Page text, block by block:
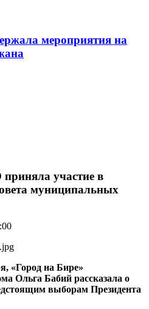
мероприятия на
участие в
муниципальных
на Бире»
Ольга Бабий рассказала о
выборам Президента